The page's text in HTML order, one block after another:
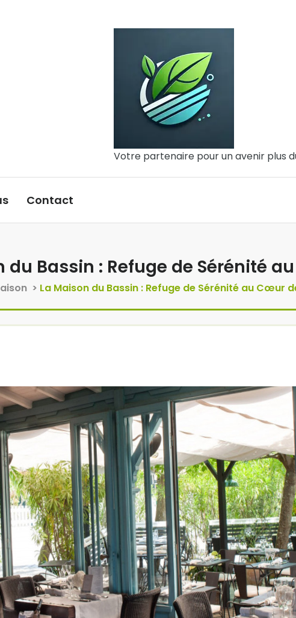
Votre partenaire pour un avenir plus
Contact
du Bassin : Refuge de Sérénité
> La Maison du Bassin : Refuge de Sérénité au Cœur